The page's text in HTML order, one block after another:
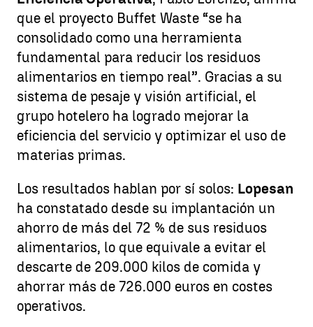
que el proyecto Buffet Waste “se ha
consolidado como una herramienta
fundamental para reducir los residuos
alimentarios en tiempo real”. Gracias a su
sistema de pesaje y visión artificial, el
grupo hotelero ha logrado mejorar la
eficiencia del servicio y optimizar el uso de
materias primas.
Los resultados hablan por sí solos: Lopesan
ha constatado desde su implantación un
ahorro de más del 72 % de sus residuos
alimentarios, lo que equivale a evitar el
descarte de 209.000 kilos de comida y
ahorrar más de 726.000 euros en costes
operativos.